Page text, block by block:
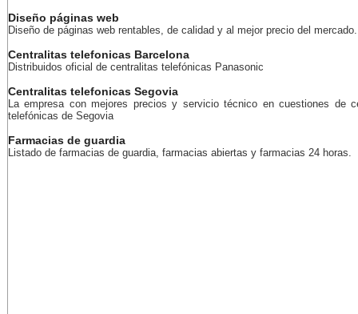
Diseño páginas web
Diseño de páginas web rentables, de calidad y al mejor precio del mercado.
Centralitas telefonicas Barcelona
Distribuidos oficial de centralitas telefónicas Panasonic
Centralitas telefonicas Segovia
La empresa con mejores precios y servicio técnico en cuestiones de
telefónicas de Segovia
Farmacias de guardia
Listado de farmacias de guardia, farmacias abiertas y farmacias 24 horas.